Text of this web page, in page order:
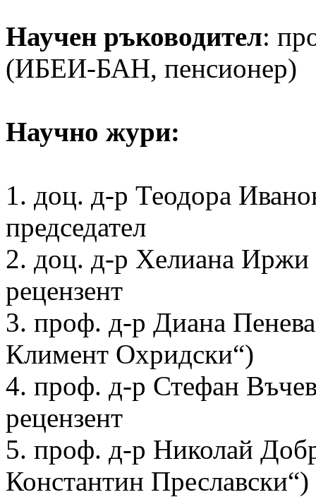
Научен ръководител:
(ИБЕИ-БАН, пенсионер)
Научно жури:
1. доц. д-р Теодора
председател
2. доц. д-р Хелиана
рецензент
3. проф. д-р Диана
Климент Охридски“)
4. проф. д-р Стефан
рецензент
5. проф. д-р Николай
Константин Преславски“)